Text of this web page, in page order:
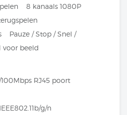
8 kanaals 1080P
Pauze / Stop / Snel /
voor beeld
RJ45 poort
g/n